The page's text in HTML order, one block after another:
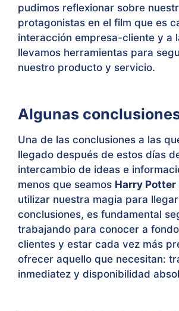
pudimos reflexionar sobre
protagonistas en el film que es
interacción empresa-cliente y a
llevamos herramientas para
nuestro producto y servicio.
Algunas
Una de las conclusiones a las
llegado después de estos días
intercambio de ideas e
menos que seamos Harry Potter
utilizar nuestra magia para
conclusiones, es fundamental
trabajando para conocer a
clientes y estar cada vez más
ofrecer aquello que necesitan:
inmediatez y disponibilidad